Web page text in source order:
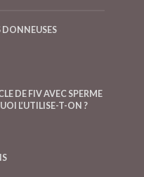
DONNEUSES
DE FIV AVEC SPERME
L’UTILISE-T-ON ?